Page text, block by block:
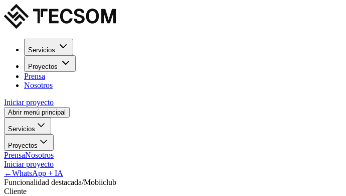
Servicios
Proyectos
Prensa
Nosotros
Iniciar proyecto
Abrir menú principal
Servicios
Proyectos
PrensaNosotros
Iniciar proyecto
←WhatsApp + IA
Funcionalidad destacada/Mobiiclub
Cliente